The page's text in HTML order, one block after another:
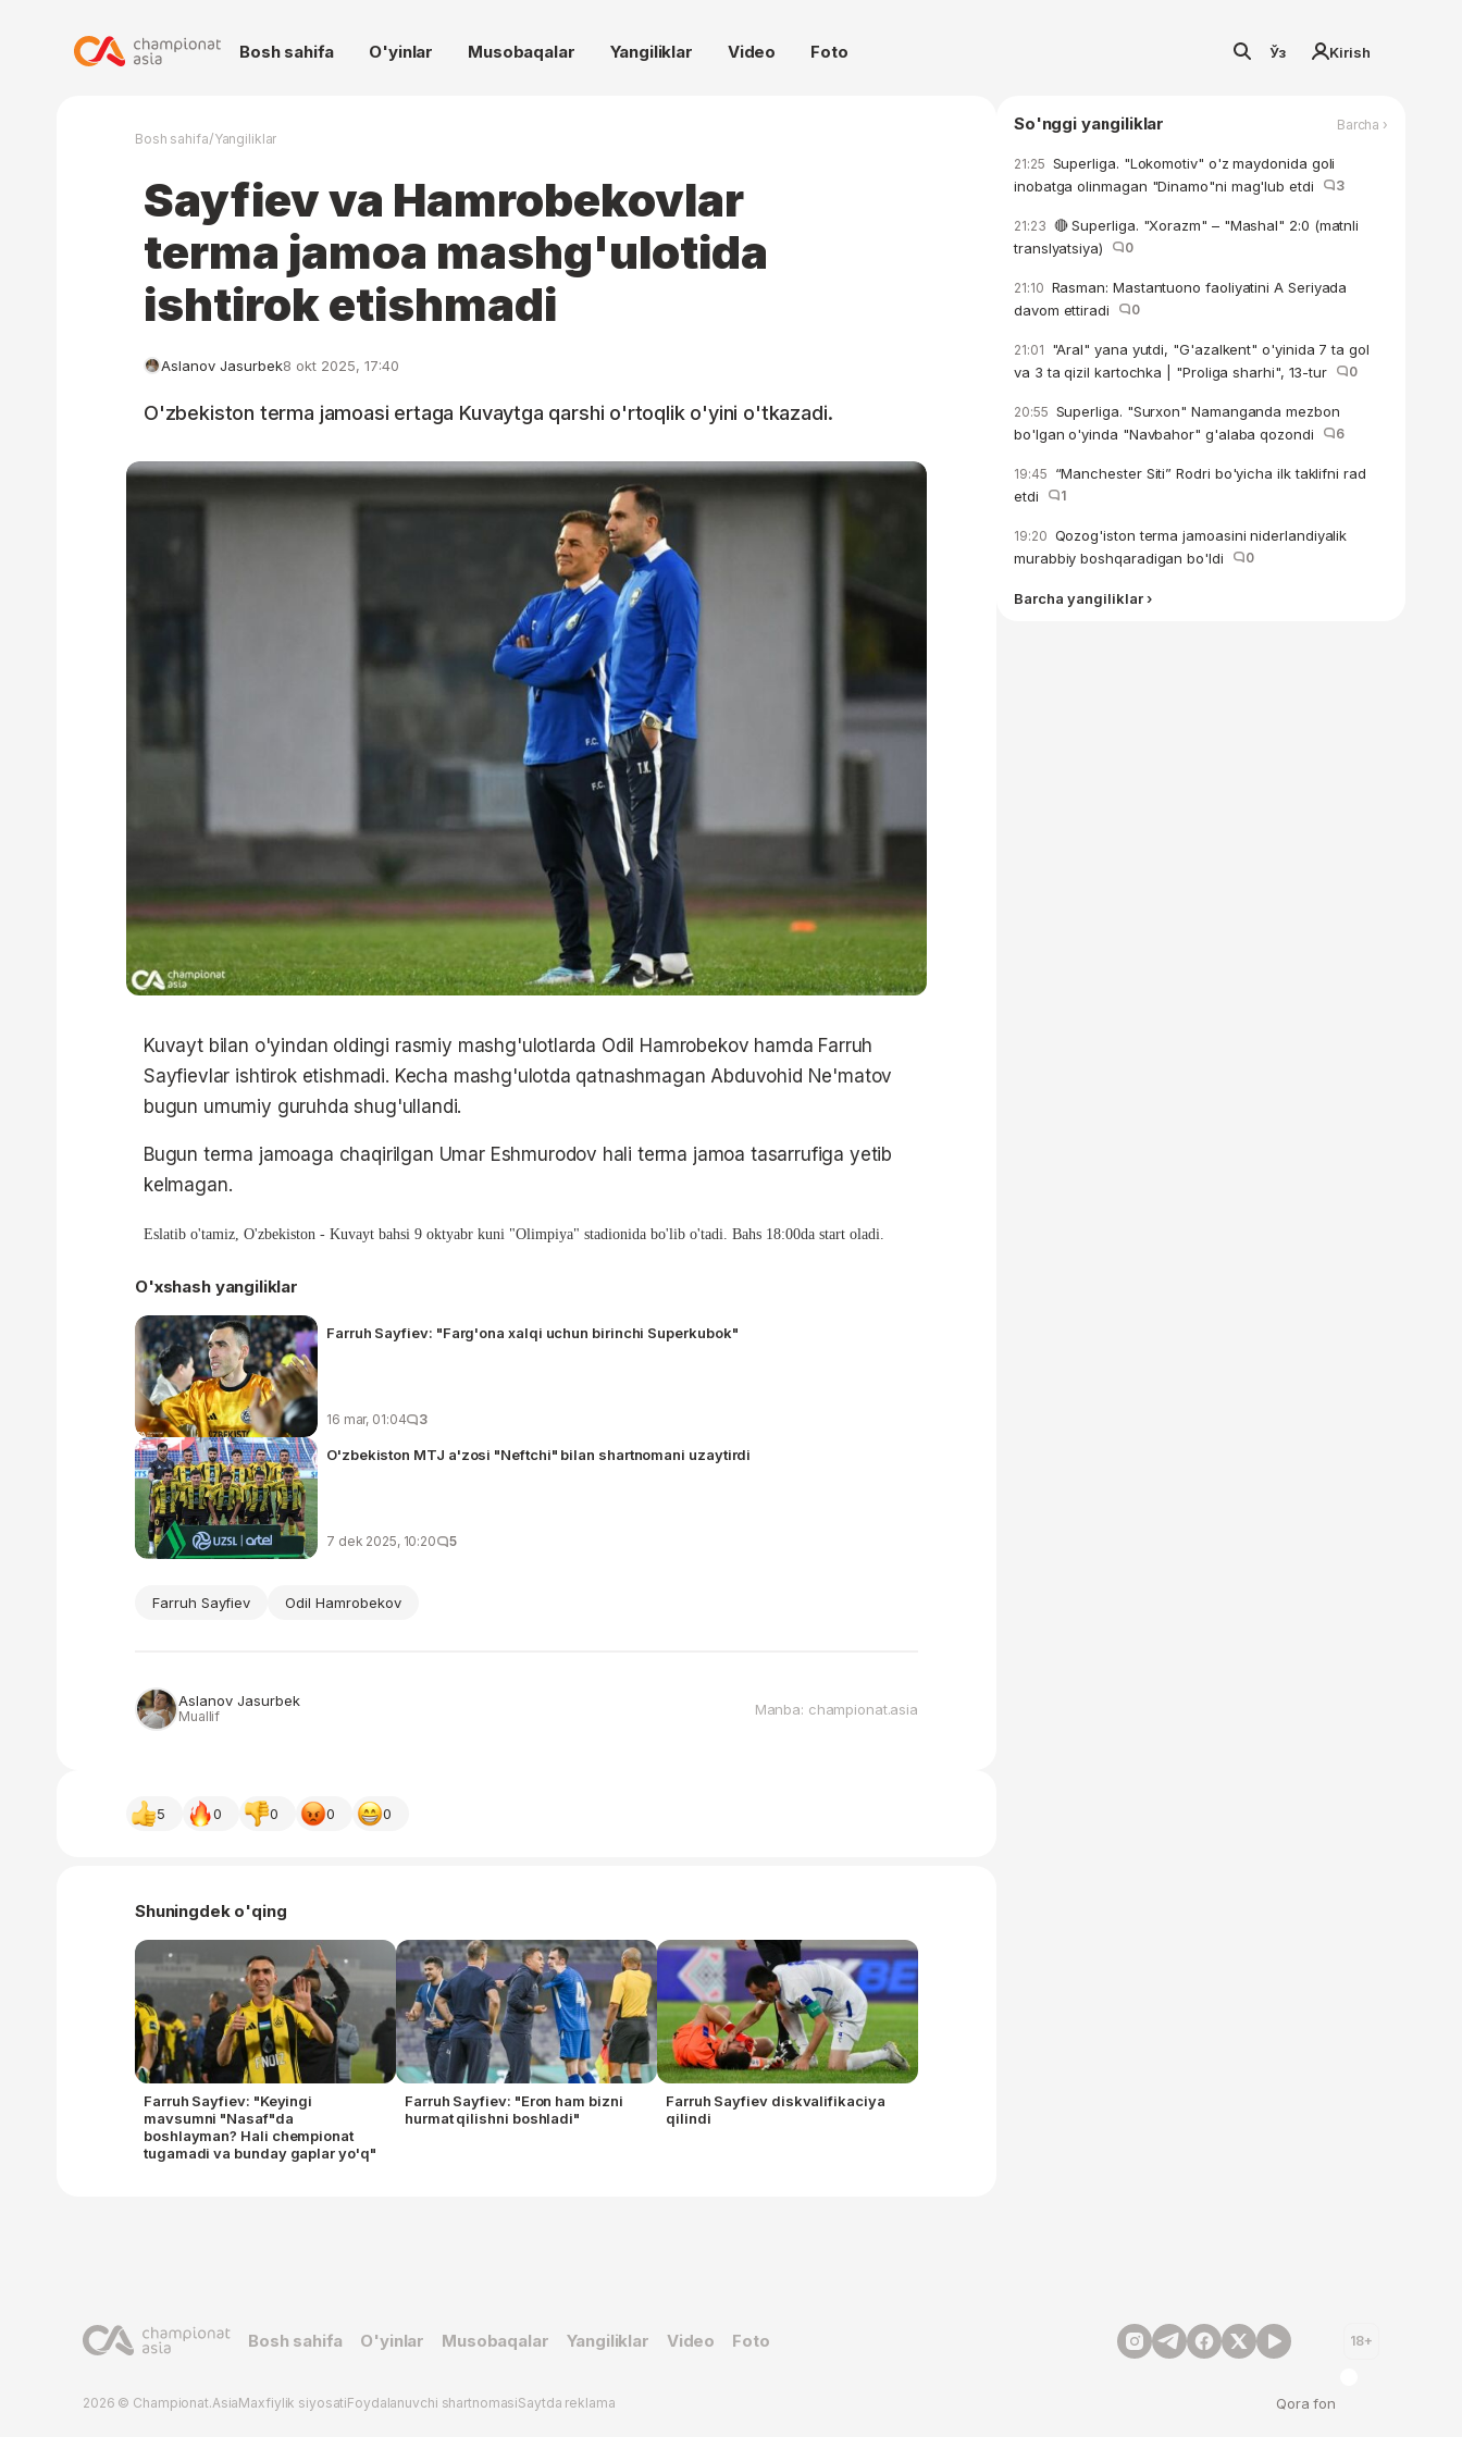
Bosh sahifa O'yinlar Musobaqalar Yangiliklar Video Foto Ўз Kirish
Bosh sahifa/Yangiliklar
Sayfiev va Hamrobekovlar
terma jamoa mashg'ulotida
ishtirok etishmadi
Aslanov Jasurbek8 okt 2025, 17:40
O'zbekiston terma jamoasi ertaga Kuvaytga qarshi o'rtoqlik o'yini o'tkazadi.
Kuvayt bilan o'yindan oldingi rasmiy mashg'ulotlarda Odil Hamrobekov hamda Farruh
Sayfievlar ishtirok etishmadi. Kecha mashg'ulotda qatnashmagan Abduvohid Ne'matov
bugun umumiy guruhda shug'ullandi.
Bugun terma jamoaga chaqirilgan Umar Eshmurodov hali terma jamoa tasarrufiga yetib
kelmagan.
Eslatib o'tamiz, O'zbekiston - Kuvayt bahsi 9 oktyabr kuni "Olimpiya" stadionida bo'lib o'tadi. Bahs 18:00da start oladi.
O'xshash yangiliklar
Farruh Sayfiev: "Farg'ona xalqi uchun birinchi Superkubok"
16 mar, 01:04 3
O'zbekiston MTJ a'zosi "Neftchi" bilan shartnomani uzaytirdi
7 dek 2025, 10:20 5
Farruh Sayfiev Odil Hamrobekov
Aslanov Jasurbek
Muallif Manba: championat.asia
5 0 0 0 0
Shuningdek o'qing
Farruh Sayfiev: "Keyingi
mavsumni "Nasaf"da
boshlayman? Hali chempionat
tugamadi va bunday gaplar yo'q"
Farruh Sayfiev: "Eron ham bizni
hurmat qilishni boshladi"
Farruh Sayfiev diskvalifikaciya
qilindi
So'nggi yangiliklar Barcha ›
21:25 Superliga. "Lokomotiv" o'z maydonida goli
inobatga olinmagan "Dinamo"ni mag'lub etdi
3
21:23 🔴 Superliga. "Xorazm" – "Mashal" 2:0 (matnli
translyatsiya)
0
21:10 Rasman: Mastantuono faoliyatini A Seriyada
davom ettiradi
0
21:01 "Aral" yana yutdi, "G'azalkent" o'yinida 7 ta gol
va 3 ta qizil kartochka | "Proliga sharhi", 13-tur
0
20:55 Superliga. "Surxon" Namanganda mezbon
bo'lgan o'yinda "Navbahor" g'alaba qozondi
6
19:45 “Manchester Siti” Rodri bo'yicha ilk taklifni rad
etdi
1
19:20 Qozog'iston terma jamoasini niderlandiyalik
murabbiy boshqaradigan bo'ldi
0
Barcha yangiliklar ›
Bosh sahifa O'yinlar Musobaqalar Yangiliklar Video Foto 18+
2026 © Championat.AsiaMaxfiylik siyosatiFoydalanuvchi shartnomasiSaytda reklama Qora fon